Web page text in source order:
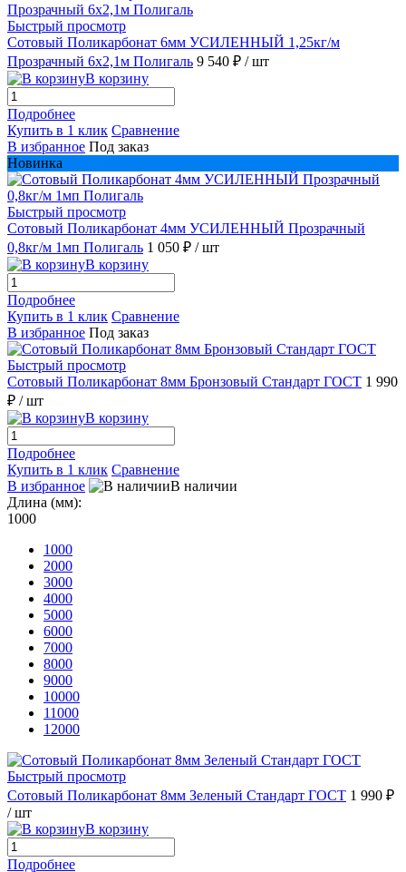
Быстрый просмотр
Сотовый Поликарбонат 6мм УСИЛЕННЫЙ 1,25кг/м
Прозрачный 6х2,1м Полигаль 9 540 ₽ / шт
В корзину
Подробнее
Купить в 1 клик Сравнение
В избранное Под заказ
Новинка
Быстрый просмотр
Сотовый Поликарбонат 4мм УСИЛЕННЫЙ Прозрачный
0,8кг/м 1мп Полигаль 1 050 ₽ / шт
В корзину
Подробнее
Купить в 1 клик Сравнение
В избранное Под заказ
Быстрый просмотр
Сотовый Поликарбонат 8мм Бронзовый Стандарт ГОСТ 1 990
₽ / шт
В корзину
Подробнее
Купить в 1 клик Сравнение
В избранное
В наличии
Длина (мм):
1000
1000
2000
3000
4000
5000
6000
7000
8000
9000
10000
11000
12000
Быстрый просмотр
Сотовый Поликарбонат 8мм Зеленый Стандарт ГОСТ 1 990 ₽
/ шт
В корзину
Подробнее